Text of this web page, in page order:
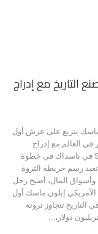
التاريخ مع إدراج
يتربع على عرش أول
في العالم مع إدراج
SpaceX في ناسداك في خطوة
تعيد رسم خريطة الثروة
وأسواق المال، أصبح رجل
الأمريكي إيلون ماسك أول
تتجاوز ثروته
دولار،…